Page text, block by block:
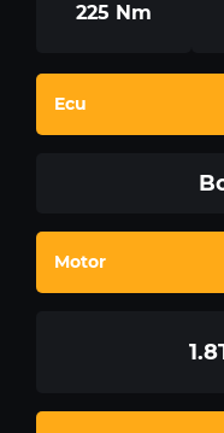
225 Nm
Ecu
Motor